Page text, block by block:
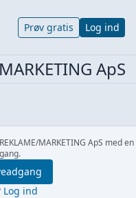
Prøv gratis Log ind
ApS
MARKETING ApS med en
Log ind